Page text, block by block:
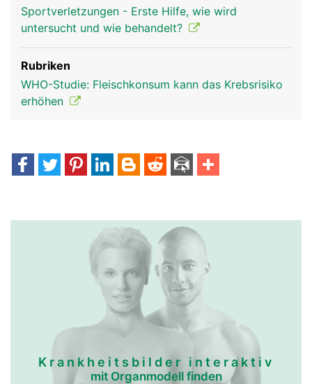
Sportverletzungen - Erste Hilfe, wie wird
untersucht und wie behandelt?
Rubriken
WHO-Studie: Fleischkonsum kann das Krebsrisiko
erhöhen
Krankheitsbilder interaktiv
mit Organmodell finden